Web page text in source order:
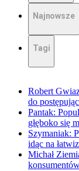
Najnowsze
Tagi
Robert
do
Pantak:
głęboko się
Szymaniak:
idąc na
Michał